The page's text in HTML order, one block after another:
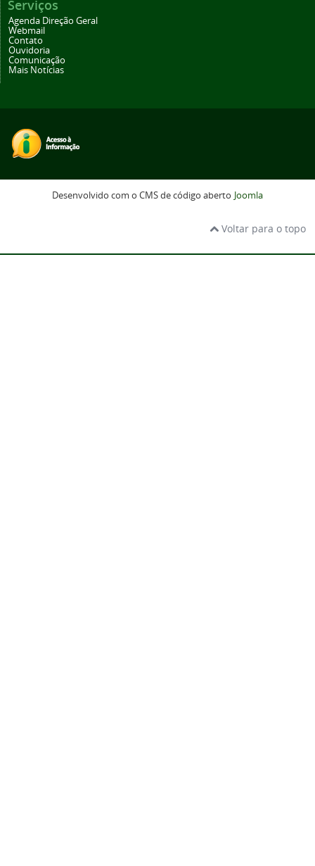
Serviços
Agenda Direção Geral
Webmail
Contato
Ouvidoria
Comunicação
Mais Notícias
Desenvolvido com o CMS de código aberto Joomla
Voltar para o topo